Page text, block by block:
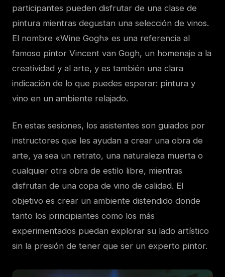
participantes pueden disfrutar de una clase de
pintura mientras degustan una selección de vinos.
El nombre «Wine Gogh» es una referencia al
famoso pintor Vincent van Gogh, un homenaje a la
creatividad y al arte, y es también una clara
indicación de lo que puedes esperar: pintura y
vino en un ambiente relajado.
En estas sesiones, los asistentes son guiados por
instructores que les ayudan a crear una obra de
arte, ya sea un retrato, una naturaleza muerta o
cualquier otra obra de estilo libre, mientras
disfrutan de una copa de vino de calidad. El
objetivo es crear un ambiente distendido donde
tanto los principiantes como los más
experimentados puedan explorar su lado artístico
sin la presión de tener que ser un experto pintor.